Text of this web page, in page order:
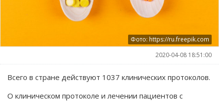
Фото: https://ru.freepik.com
2020-04-08 18:51:00
Всего в стране действуют 1037 клинических протоколов.
О клиническом протоколе и лечении пациентов с